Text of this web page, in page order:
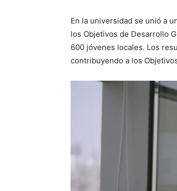
En la universidad se unió a
los Objetivos de Desarrollo
600 jóvenes locales. Los
contribuyendo a los